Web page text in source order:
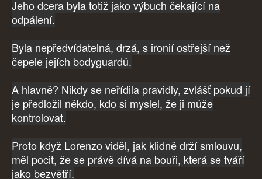
Jeho dcera byla totiž jako výbuch čekající na
odpálení.
Byla nepředvídatelná, drzá, s ironií ostřejší než
čepele jejích bodyguardů.
A hlavně? Nikdy se neřídila pravidly, zvlášť pokud jí
je předložil někdo, kdo si myslel, že ji může
kontrolovat.
Proto když Lorenzo viděl, jak klidně drží smlouvu,
měl pocit, že se právě dívá na bouři, která se tváří
jako bezvětří.